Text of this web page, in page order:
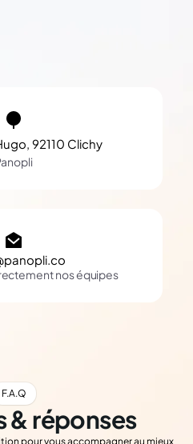
92110 Clichy
nos équipes
F.A.Q
& réponses
pour vous accompagner au mieux